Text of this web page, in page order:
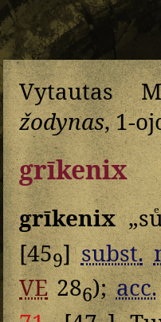
Vytautas
žodynas, 1-
grīkenix
grīkenix
[459]subst.
VE286);acc.